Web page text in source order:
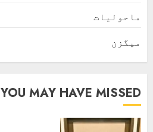
ماحولیات
ميگزن
YOU MAY HAVE MISSED